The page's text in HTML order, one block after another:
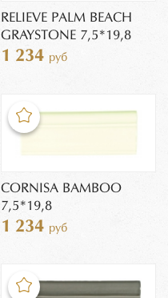
RELIEVE PALM BEACH
GRAYSTONE 7,5*19,8
1 234 руб
CORNISA BAMBOO
7,5*19,8
1 234 руб